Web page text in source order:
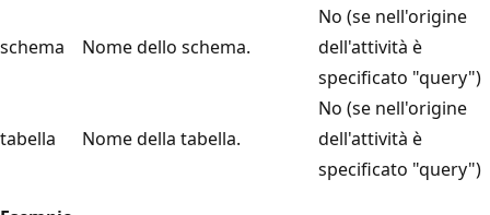
schema Nome dello schema.
No (se nell'origine
dell'attività è
specificato "query")
tabella Nome della tabella.
No (se nell'origine
dell'attività è
specificato "query")